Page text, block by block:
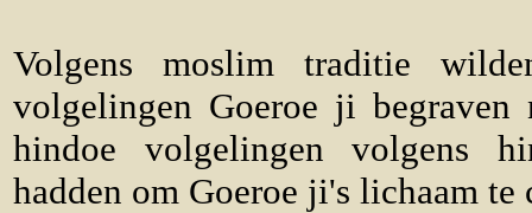
Volgens moslim traditie
volgelingen Goeroe ji
hindoe volgelingen volgens
hadden om Goeroe ji's lichaam te